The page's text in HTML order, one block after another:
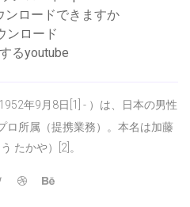
ンロードできますか
ンロード
るyoutube
年9月8日[1] - ）は、日本の男性
ロ所属（提携業務）。本名は加藤
たかや）[2]。